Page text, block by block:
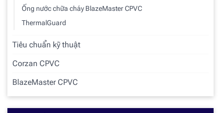
Ống nước chữa cháy BlazeMaster CPVC
ThermalGuard
Tiêu chuẩn kỹ thuật
Corzan CPVC
BlazeMaster CPVC